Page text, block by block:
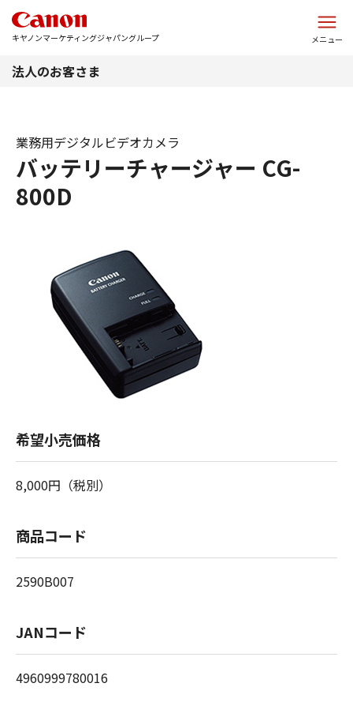
キヤノンマーケティングジャパングループ メニュー
法人のお客さま
バッテリーチャージャー CG-
800D
業務用デジタルビデオカメラ
希望小売価格
8,000円（税別）
商品コード
2590B007
JANコード
4960999780016